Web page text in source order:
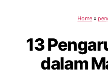
Home »
13
dalam